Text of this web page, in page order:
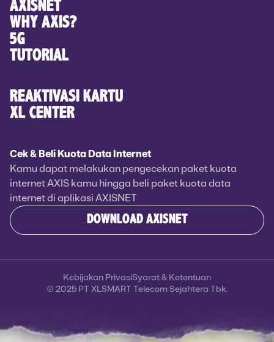
AXISNET
WHY AXIS?
5G
TUTORIAL
REAKTIVASI KARTU
XL CENTER
Cek & Beli Kuota Data Internet
Kamu dapat melakukan pengecekan paket kuota
internet AXIS kamu hingga beli paket kuota data
internet di aplikasi AXISNET
DOWNLOAD AXISNET
© 2025 PT XLSMART Telecom Sejahtera Tbk.
Kebijakan PrivasiSyarat & Ketentuan